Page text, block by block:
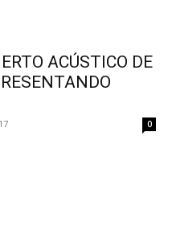
ACÚSTICO DE
0